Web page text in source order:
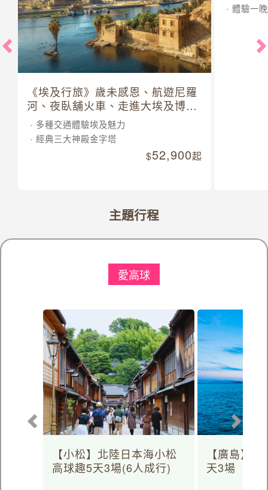
《埃及行旅》歲未感恩、航遊尼羅
河、夜臥舖火車、走進大埃及博物
館 10 日
多種交通體驗埃及魅力
經典三大神殿金字塔
52,900起
體驗一
愛高球
主題行程
【小松】北陸日本海小松
高球趣5天3場(6人成行)
【廣島】
天3場